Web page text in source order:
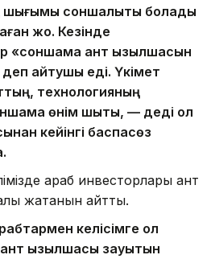
шығымы соншалықты болады
жоқ. Кезінде
«соншама қант қызылшасын
айтушы еді. Үкімет
технологияның
өнім шықты, — деді ол
кейінгі баспасөз
араб инвесторлары қант
жатқанын айтты.
келісімге қол
қызылшасы зауытын